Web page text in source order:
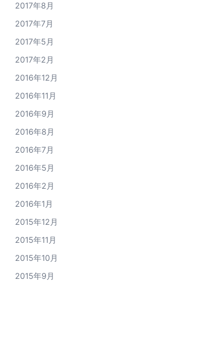
2017年8月
2017年7月
2017年5月
2017年2月
2016年12月
2016年11月
2016年9月
2016年8月
2016年7月
2016年5月
2016年2月
2016年1月
2015年12月
2015年11月
2015年10月
2015年9月